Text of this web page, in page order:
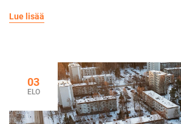
Lue lisää
03
ELO